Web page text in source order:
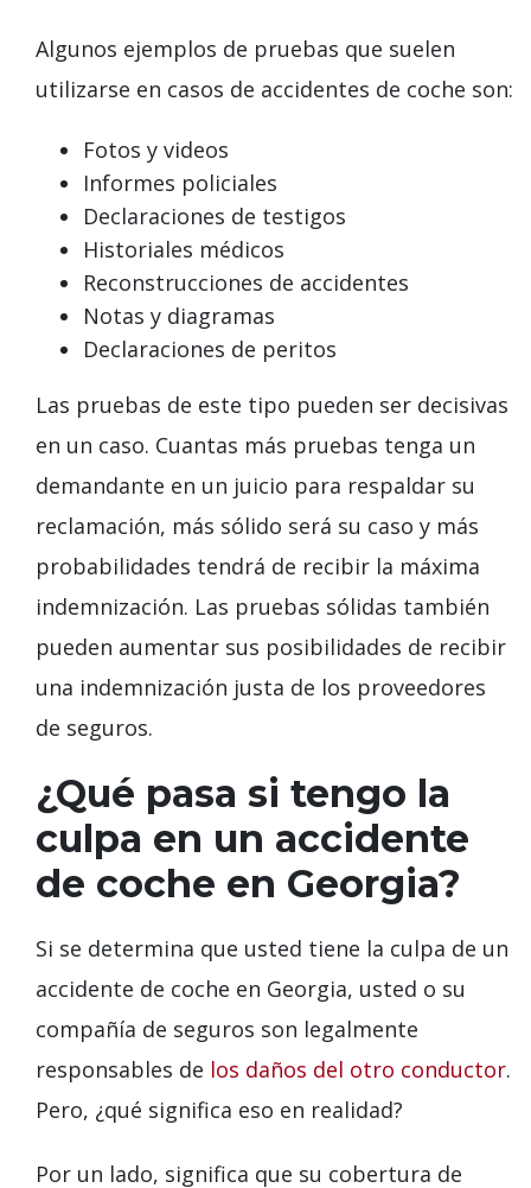
Algunos ejemplos de pruebas que suelen
utilizarse en casos de accidentes de coche son:
Fotos y videos
Informes policiales
Declaraciones de testigos
Historiales médicos
Reconstrucciones de accidentes
Notas y diagramas
Declaraciones de peritos
Las pruebas de este tipo pueden ser decisivas
en un caso. Cuantas más pruebas tenga un
demandante en un juicio para respaldar su
reclamación, más sólido será su caso y más
probabilidades tendrá de recibir la máxima
indemnización. Las pruebas sólidas también
pueden aumentar sus posibilidades de recibir
una indemnización justa de los proveedores
de seguros.
¿Qué pasa si tengo la
culpa en un accidente
de coche en Georgia?
Si se determina que usted tiene la culpa de un
accidente de coche en Georgia, usted o su
compañía de seguros son legalmente
responsables de los daños del otro conductor.
Pero, ¿qué significa eso en realidad?
Por un lado, significa que su cobertura de